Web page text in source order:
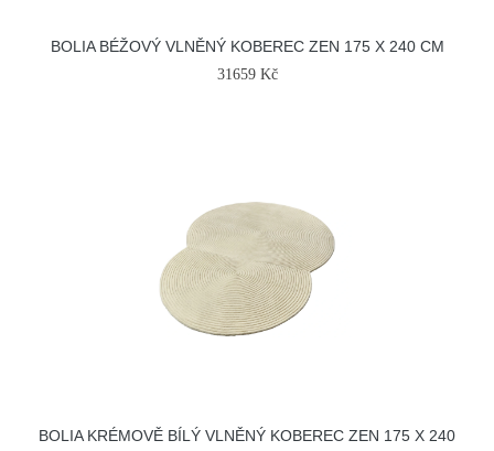
BOLIA BÉŽOVÝ VLNĚNÝ KOBEREC ZEN 175 X 240 CM
31659 Kč
BOLIA KRÉMOVĚ BÍLÝ VLNĚNÝ KOBEREC ZEN 175 X 240